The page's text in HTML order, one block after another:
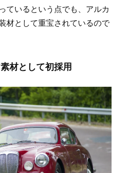
ているという点でも、アルカ
材として重宝されているので
材として初採用